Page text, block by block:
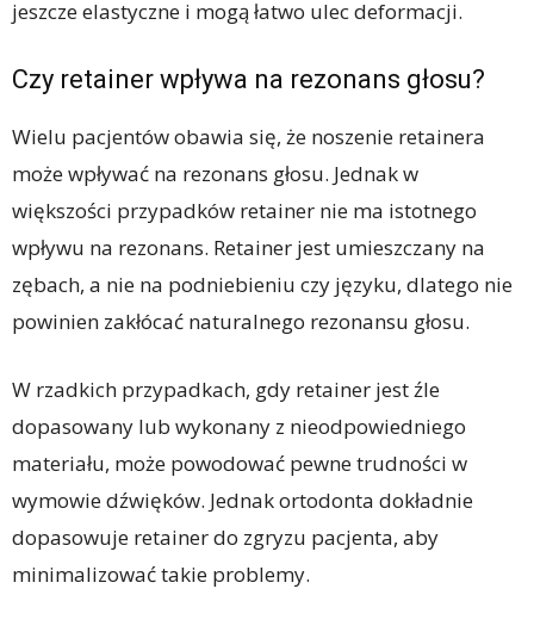
jeszcze elastyczne i mogą łatwo ulec deformacji.
Czy retainer wpływa na rezonans głosu?
Wielu pacjentów obawia się, że noszenie retainera
może wpływać na rezonans głosu. Jednak w
większości przypadków retainer nie ma istotnego
wpływu na rezonans. Retainer jest umieszczany na
zębach, a nie na podniebieniu czy języku, dlatego nie
powinien zakłócać naturalnego rezonansu głosu.
W rzadkich przypadkach, gdy retainer jest źle
dopasowany lub wykonany z nieodpowiedniego
materiału, może powodować pewne trudności w
wymowie dźwięków. Jednak ortodonta dokładnie
dopasowuje retainer do zgryzu pacjenta, aby
minimalizować takie problemy.